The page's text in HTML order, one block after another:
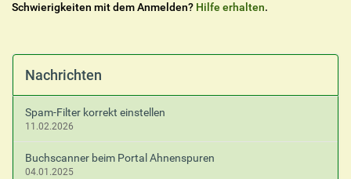
Schwierigkeiten mit dem Anmelden? Hilfe erhalten.
Nachrichten
Spam-Filter korrekt einstellen
11.02.2026
Buchscanner beim Portal Ahnenspuren
04.01.2025